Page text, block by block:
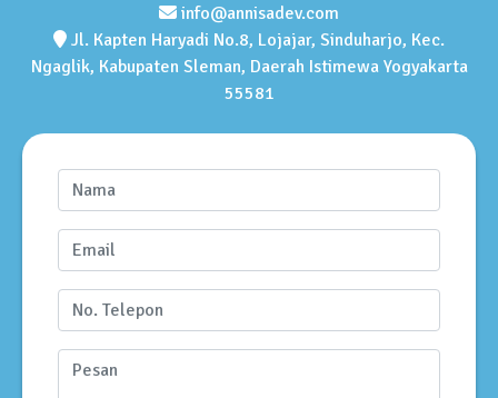
info@annisadev.com
Jl. Kapten Haryadi No.8, Lojajar, Sinduharjo, Kec.
Ngaglik, Kabupaten Sleman, Daerah Istimewa Yogyakarta
55581